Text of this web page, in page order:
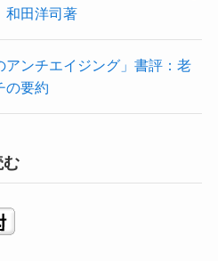
和田洋司著
アンチエイジング」書評：老
の要約
む